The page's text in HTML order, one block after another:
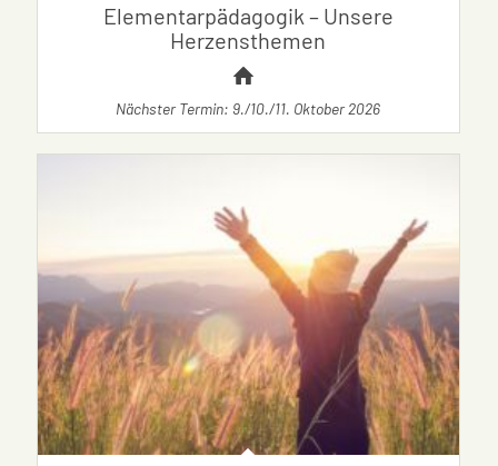
Elementarpädagogik – Unsere
Herzensthemen
Nächster Termin: 9./10./11. Oktober 2026